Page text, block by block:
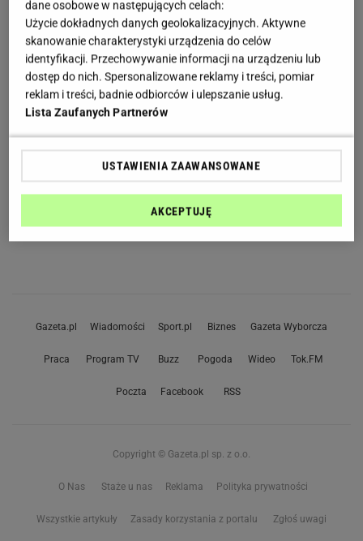
Gazeta.pl Wiadomości Sport.pl Biznes Gazeta Wyborcza
Praca Program TV Buzz Pogoda Wideo Tok.FM
Poczta Facebook RSS
Copyright © Gazeta.pl sp. z o.o.
O Nas Staże u nas Reklama Polityka prywatności
Wszystkie artykuły Zasady korzystania z portalu Zgłoś uwagi
dane osobowe w następujących celach:
Użycie dokładnych danych geolokalizacyjnych. Aktywne
skanowanie charakterystyki urządzenia do celów
identyfikacji. Przechowywanie informacji na urządzeniu lub
dostęp do nich. Spersonalizowane reklamy i treści, pomiar
reklam i treści, badnie odbiorców i ulepszanie usług.
Lista Zaufanych Partnerów
USTAWIENIA ZAAWANSOWANE
AKCEPTUJĘ